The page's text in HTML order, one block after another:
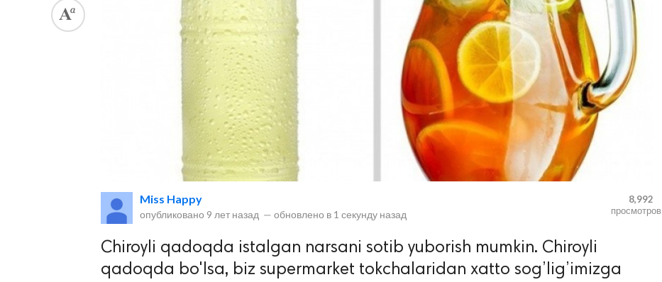
Miss Happy
опубликовано 9 лет назад — обновлено в 1 секунду назад
8,992
просмотров
Chiroyli qadoqda istalgan narsani sotib yuborish mumkin. Chiroyli
qadoqda bo'lsa, biz supermarket tokchalaridan xatto sog’lig’imizga